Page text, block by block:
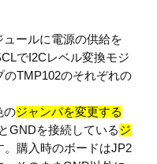
ールに電源の供給を
でI2Cレベル変換モジ
のTMP102のそれぞれの
のジャンパを変更する
GNDを接続しているジ
。購入時のボードはJP2